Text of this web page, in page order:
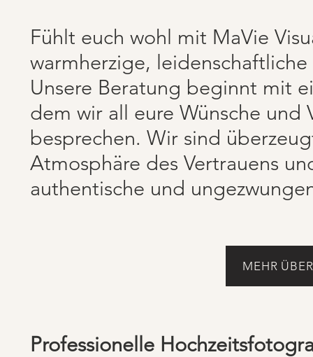
Fühlt euch wohl mit MaVie
warmherzige,
Unsere Beratung beginnt mit
dem wir all eure Wünsche
besprechen. Wir sind
Atmosphäre des Vertrauens
authentische und
MEHR
Professionelle